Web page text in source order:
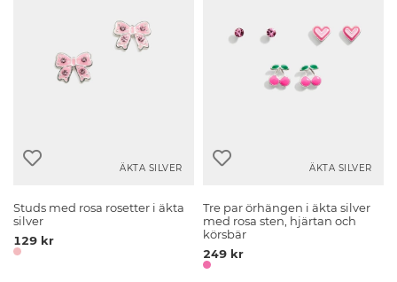
ÄKTA SILVER
Studs med rosa rosetter i äkta
silver
129 kr
ÄKTA SILVER
Tre par örhängen i äkta silver
med rosa sten, hjärtan och
körsbär
249 kr